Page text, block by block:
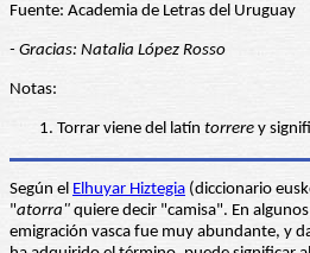
Fuente: Academia de Letras del Uruguay
- Gracias: Natalia López Rosso
Notas:
Torrar viene del latín torrere y
Según el Elhuyar Hiztegia (diccionario
"atorra" quiere decir "camisa". En
emigración vasca fue muy abundante, y